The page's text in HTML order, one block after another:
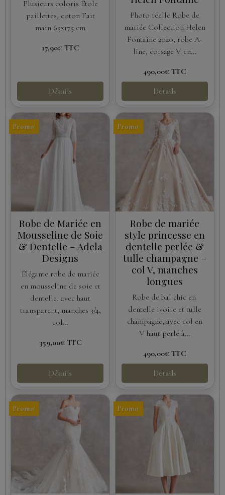
Plusieurs coloris Étole
paillettes, coton Fait
main 65x175 cm
17,90€ TTC
Détails
Photo réelle Robe de
mariée Collection Helen
Fontaine 2020, robe A-
line, corsage V en...
490,00€ TTC
Détails
Promo
Robe de Mariée en
Mousseline de Soie
& Dentelle – Adela
Designs
Élégante robe de mariée
en mousseline de soie et
dentelle, avec haut
transparent, manches 3/4,
col...
359,00€ TTC
Détails
Promo
Robe de mariée
style princesse en
dentelle perlée &
tulle champagne –
col V, manches
longues
Robe de bal chic en
dentelle ivoire et tulle
champagne, avec col en
V haut perlé à...
490,00€ TTC
Détails
Promo Promo